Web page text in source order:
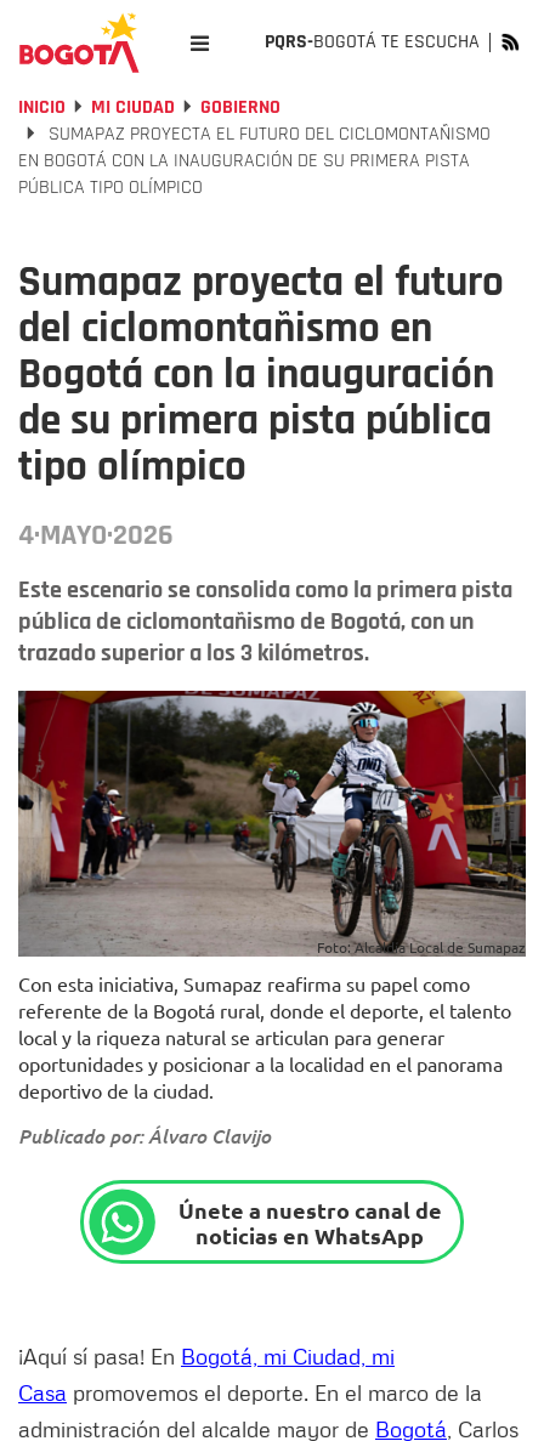
PQRS-BOGOTÁ TE ESCUCHA
INICIO MI CIUDAD
GOBIERNO
SUMAPAZ PROYECTA EL FUTURO DEL CICLOMONTAÑISMO
EN BOGOTÁ CON LA INAUGURACIÓN DE SU PRIMERA PISTA
PÚBLICA TIPO OLÍMPICO
Sumapaz proyecta el futuro
del ciclomontañismo en
Bogotá con la inauguración
de su primera pista pública
tipo olímpico
4·MAYO·2026
Este escenario se consolida como la primera pista
pública de ciclomontañismo de Bogotá, con un
trazado superior a los 3 kilómetros.
Foto: Alcaldía Local de Sumapaz
Con esta iniciativa, Sumapaz reafirma su papel como
referente de la Bogotá rural, donde el deporte, el talento
local y la riqueza natural se articulan para generar
oportunidades y posicionar a la localidad en el panorama
deportivo de la ciudad.
Publicado por: Álvaro Clavijo
Únete a nuestro canal de
noticias en WhatsApp
¡Aquí sí pasa! En Bogotá, mi Ciudad, mi
Casa promovemos el deporte. En el marco de la
administración del alcalde mayor de Bogotá , Carlos